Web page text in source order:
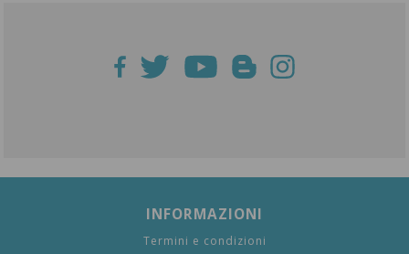
INFORMAZIONI
Termini e condizioni